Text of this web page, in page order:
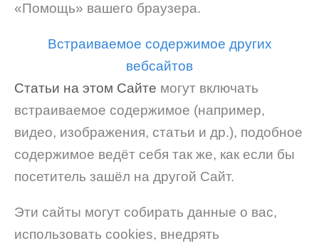
«Помощь» вашего браузера.
Встраиваемое содержимое других
вебсайтов
Статьи на этом Сайте могут включать
встраиваемое содержимое (например,
видео, изображения, статьи и др.), подобное
содержимое ведёт себя так же, как если бы
посетитель зашёл на другой Сайт.
Эти сайты могут собирать данные о вас,
использовать cookies, внедрять